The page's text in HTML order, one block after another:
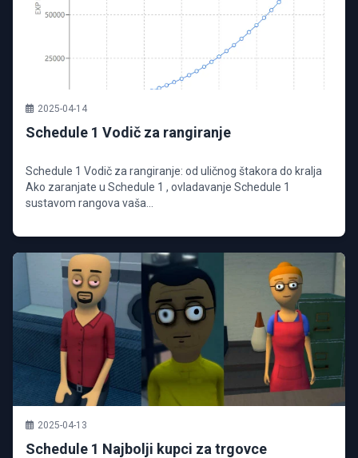
2025-04-14
Schedule 1 Vodič za rangiranje
Schedule 1 Vodič za rangiranje: od uličnog štakora do kralja
Ako zaranjate u Schedule 1 , ovladavanje Schedule 1
sustavom rangova vaša...
2025-04-13
Schedule 1 Najbolji kupci za trgovce